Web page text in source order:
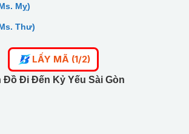
Mỵ)
Thư)
LẤY MÃ (1/2)
Đồ Đi Đến Kỷ Yếu Sài Gòn